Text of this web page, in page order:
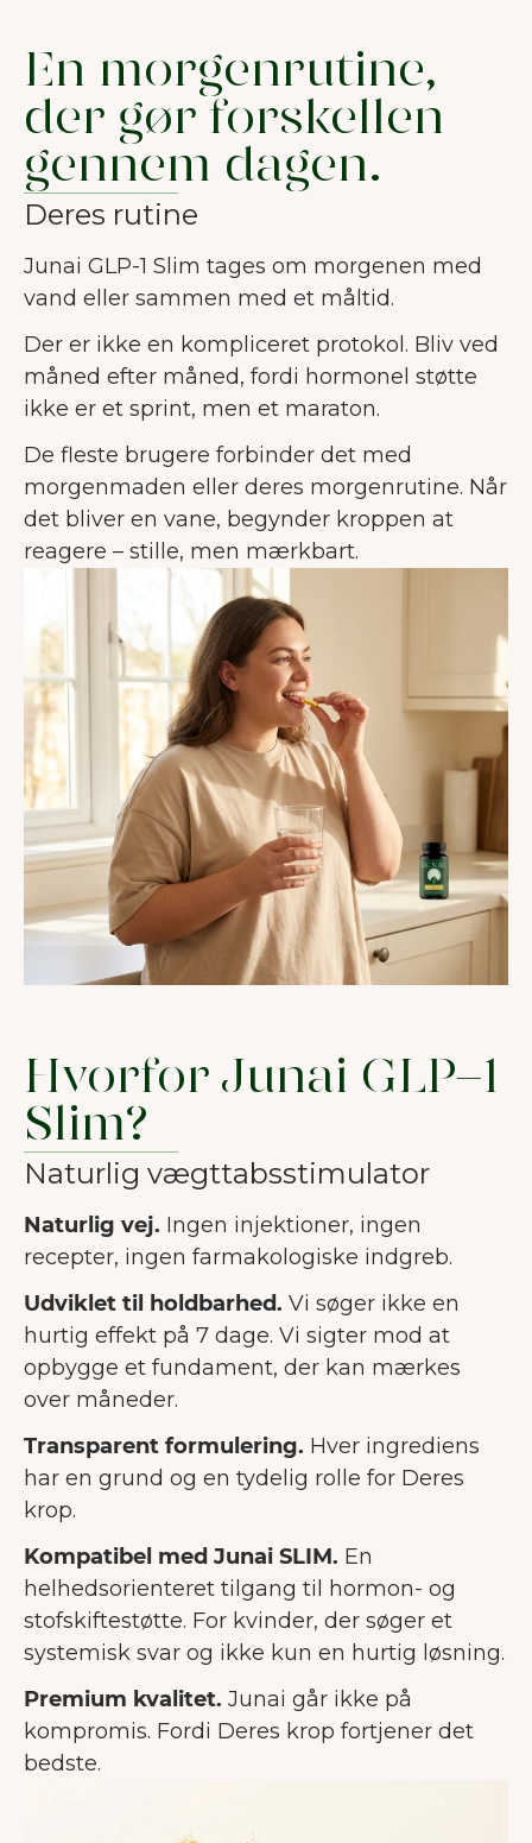
En morgenrutine,
der gør forskellen
gennem dagen.
Deres rutine
Junai GLP-1 Slim tages om morgenen med
vand eller sammen med et måltid.
Der er ikke en kompliceret protokol. Bliv ved
måned efter måned, fordi hormonel støtte
ikke er et sprint, men et maraton.
De fleste brugere forbinder det med
morgenmaden eller deres morgenrutine. Når
det bliver en vane, begynder kroppen at
reagere – stille, men mærkbart.
Hvorfor Junai GLP-1
Slim?
Naturlig vægttabsstimulator
Naturlig vej. Ingen injektioner, ingen
recepter, ingen farmakologiske indgreb.
Udviklet til holdbarhed. Vi søger ikke en
hurtig effekt på 7 dage. Vi sigter mod at
opbygge et fundament, der kan mærkes
over måneder.
Transparent formulering. Hver ingrediens
har en grund og en tydelig rolle for Deres
krop.
Kompatibel med Junai SLIM. En
helhedsorienteret tilgang til hormon- og
stofskiftestøtte. For kvinder, der søger et
systemisk svar og ikke kun en hurtig løsning.
Premium kvalitet. Junai går ikke på
kompromis. Fordi Deres krop fortjener det
bedste.
Accepter alle
Accepter nødvendige